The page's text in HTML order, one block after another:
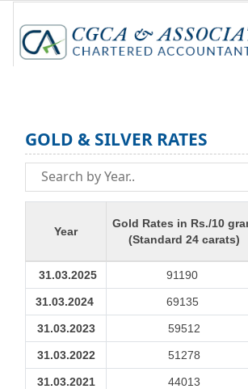
GOLD & SILVER RATES
Year
Gold Rates in Rs./10
(Standard 24 carats)
31.03.2025 91190
31.03.2024 69135
31.03.2023 59512
31.03.2022 51278
31.03.2021 44013